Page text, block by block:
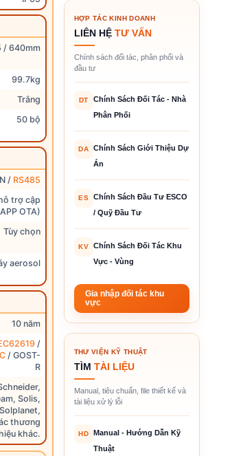
/ 640mm
99.7kg
Trắng
50 bộ
/ RS485
trợ cập
OTA)
Tùy chọn
aerosol
10 năm
/
/ GOST-
R
Solis,
thương
hiệu khác.
HỢP TÁC KINH DOANH
LIÊN HỆ TƯ VẤN
Chính sách đối tác, phân phối và
đầu tư
DT
Chính Sách Đối Tác - Nhà
Phân Phối
DA
Chính Sách Giới Thiệu Dự
Án
ES
Chính Sách Đầu Tư ESCO
/ Quỹ Đầu Tư
KV
Chính Sách Đối Tác Khu
Vực - Vùng
Gia nhập đối tác khu
vực
THƯ VIỆN KỸ THUẬT
TÌM TÀI LIỆU
Manual, tiêu chuẩn, file thiết kế và
tài liệu xử lý lỗi
HD
Manual - Hướng Dẫn Kỹ
Thuật